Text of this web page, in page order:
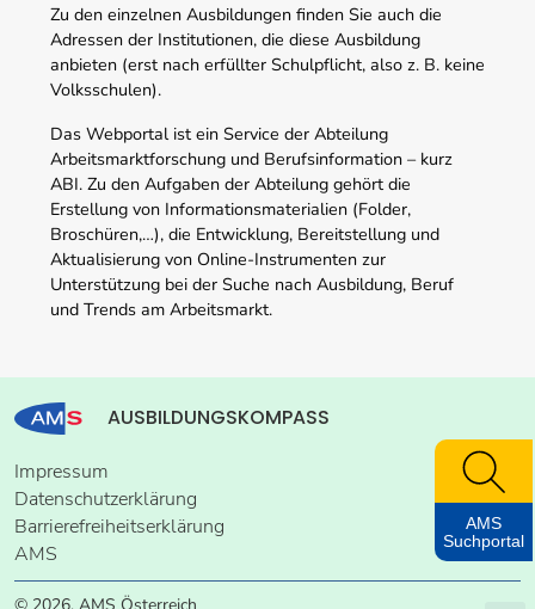
Zu den einzelnen Ausbildungen finden Sie auch die
Adressen der Institutionen, die diese Ausbildung
anbieten (erst nach erfüllter Schulpflicht, also z. B. keine
Volksschulen).
Das Webportal ist ein Service der Abteilung
Arbeitsmarktforschung und Berufsinformation – kurz
ABI. Zu den Aufgaben der Abteilung gehört die
Erstellung von Informationsmaterialien (Folder,
Broschüren,…), die Entwicklung, Bereitstellung und
Aktualisierung von Online-Instrumenten zur
Unterstützung bei der Suche nach Ausbildung, Beruf
und Trends am Arbeitsmarkt.
AUSBILDUNGSKOMPASS
Impressum
Datenschutzerklärung
Barrierefreiheitserklärung
AMS
AMS
Suchportal